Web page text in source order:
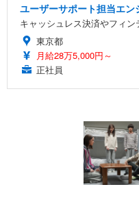
ユーザーサポート担当エン
キャッシュレス決済やフィ
東京都
月給28万5,000円～
正社員